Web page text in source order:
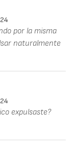
por la misma
naturalmente
expulsaste?